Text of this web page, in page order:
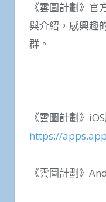
《雲圖計劃》
與介紹，感興趣
群。
《雲圖計劃》
https://
《雲圖計劃》